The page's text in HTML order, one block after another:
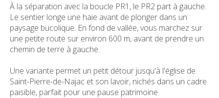
À la séparation avec la boucle PR1, le PR2 part à gauche.
Le sentier longe une haie avant de plonger dans un
paysage bucolique. En fond de vallée, vous marchez sur
une petite route sur environ 600 m, avant de prendre un
chemin de terre à gauche.
Une variante permet un petit détour jusqu'à l'église de
Saint-Pierre-de-Najac et son lavoir, nichés dans un cadre
paisible, parfait pour une pause patrimoine.